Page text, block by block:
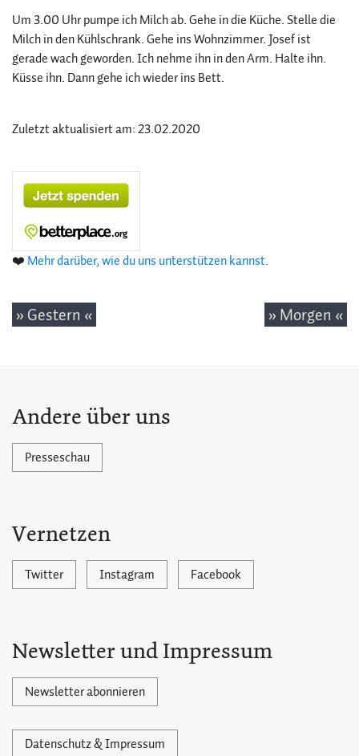
Um 3.00 Uhr pumpe ich Milch ab. Gehe in die Küche. Stelle die
Milch in den Kühlschrank. Gehe ins Wohnzimmer. Josef ist
gerade wach geworden. Ich nehme ihn in den Arm. Halte ihn.
Küsse ihn. Dann gehe ich wieder ins Bett.
Zuletzt aktualisiert am: 23.02.2020
❤️ Mehr darüber, wie du uns unterstützen kannst.
» Gestern « » Morgen «
Andere über uns
Presseschau
Vernetzen
Twitter Instagram Facebook
Newsletter und Impressum
Newsletter abonnieren
Datenschutz & Impressum